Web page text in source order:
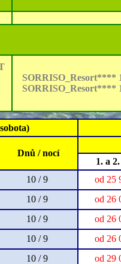
SORRISO_Resort****
SORRISO_Resort****
Dnů / nocí
1. a
10 / 9 od 25
10 / 9 od 26
10 / 9 od 26
10 / 9 od 26
10 / 9 od 29